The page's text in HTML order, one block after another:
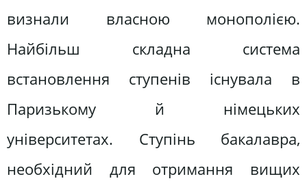
визнали власною монополією.
Найбільш складна система
встановлення ступенів існувала в
Паризькому й німецьких
університетах. Ступінь бакалавра,
необхідний для отримання вищих